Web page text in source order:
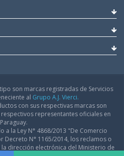
son marcas registradas de Servicios
al Grupo A.J. Vierci.
con sus respectivas marcas son
representantes oficiales en
Paraguay.
a la Ley N° 4868/2013 "De Comercio
Decreto N° 1165/2014, los reclamos o
dirección electrónica del Ministerio de